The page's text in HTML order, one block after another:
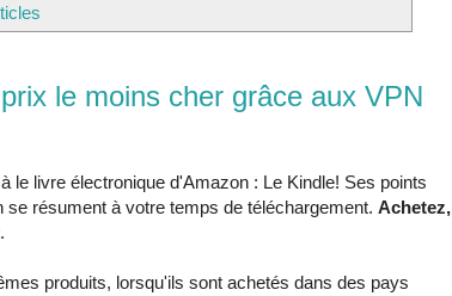
le moins cher grâce aux VPN
le livre électronique d'Amazon : Le Kindle! Ses points
résument à votre temps de téléchargement. Achetez,
.
produits, lorsqu'ils sont achetés dans des pays